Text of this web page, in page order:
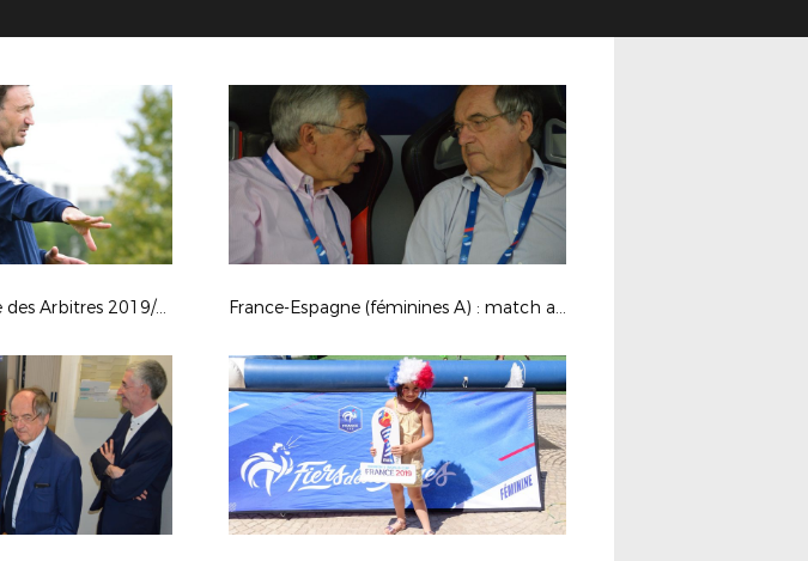
Assemblée Générale des Arbitres 2019/2020 France-Espagne (féminines A) : match amical à Clermont-Fd